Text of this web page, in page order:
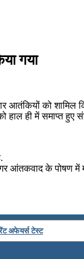
गया
आतंकियों को
हाल ही में समाप्त
आंतकवाद के पोषण
अफेयर्स टेस्ट